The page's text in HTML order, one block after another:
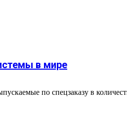
в мире
по спецзаказу в